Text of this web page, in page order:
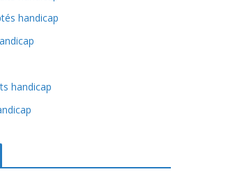
handicap
handicap